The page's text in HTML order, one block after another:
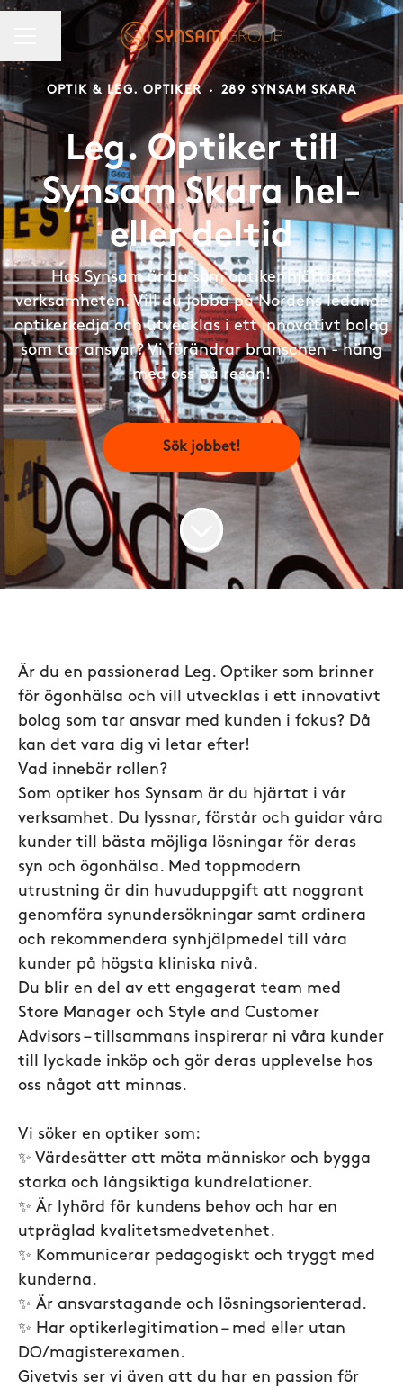
KARRIÄRMENY
Dela sidan
OPTIK & LEG. OPTIKER · 289 SYNSAM SKARA
Leg. Optiker till
Synsam Skara hel-
eller deltid
Hos Synsam är du som optiker hjärtat i
verksamheten. Vill du jobba på Nordens ledande
optikerkedja och utvecklas i ett innovativt bolag
som tar ansvar? Vi förändrar branschen - häng
med oss på resan!
Sök jobbet!
Är du en passionerad Leg. Optiker som brinner
för ögonhälsa och vill utvecklas i ett innovativt
bolag som tar ansvar med kunden i fokus? Då
kan det vara dig vi letar efter!
Vad innebär rollen?
Som optiker hos Synsam är du hjärtat i vår
verksamhet. Du lyssnar, förstår och guidar våra
kunder till bästa möjliga lösningar för deras
syn och ögonhälsa. Med toppmodern
utrustning är din huvuduppgift att noggrant
genomföra synundersökningar samt ordinera
och rekommendera synhjälpmedel till våra
kunder på högsta kliniska nivå.
Du blir en del av ett engagerat team med
Store Manager och Style and Customer
Advisors – tillsammans inspirerar ni våra kunder
till lyckade inköp och gör deras upplevelse hos
oss något att minnas.
Vi söker en optiker som:
✨ Värdesätter att möta människor och bygga
starka och långsiktiga kundrelationer.
✨ Är lyhörd för kundens behov och har en
utpräglad kvalitetsmedvetenhet.
✨ Kommunicerar pedagogiskt och tryggt med
kunderna.
✨ Är ansvarstagande och lösningsorienterad.
✨ Har optikerlegitimation – med eller utan
DO/magisterexamen.
Givetvis ser vi även att du har en passion för